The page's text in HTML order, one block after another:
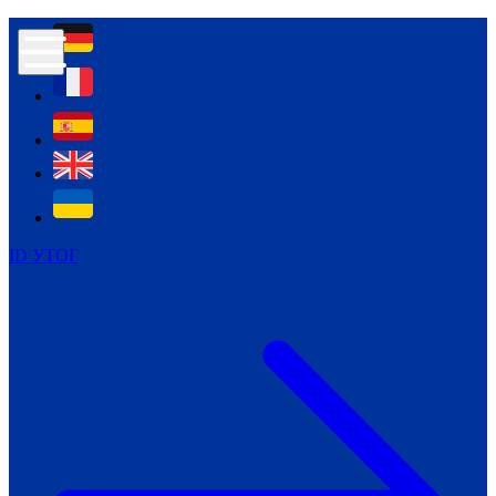
ID УТОГ
Контур психологічної безпеки глухих
Всеукраїнський пісенний
челендж «Україно, ти є!»
Молодіжний челендж «Жестова
мова для мене – це…»
Репортажі спеціальних та
інклюзивних начальних закладів